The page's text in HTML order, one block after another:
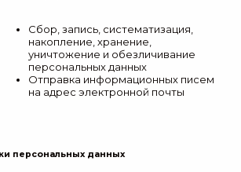
Сбор, запись, систематизация,
накопление, хранение,
уничтожение и обезличивание
персональных данных
Отправка информационных писем
на адрес электронной почты
персональных данных